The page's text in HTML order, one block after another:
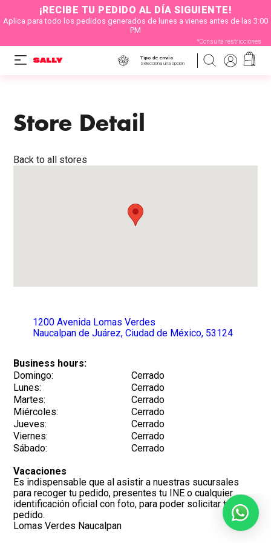
¡RECIBE TU PEDIDO AL DÍA SIGUIENTE!
Aplica para todo los pedidos generados de lunes a vienes antes de las 3:00
PM
*Consulta restricciones
Tipo de envío
Selecciona una opción
Store Detail
Back to all stores
1200Avenida Lomas Verdes
Naucalpan de Juárez, Ciudad de México, 53124
Business hours:
Domingo:
Cerrado
Lunes:
Cerrado
Martes:
Cerrado
Miércoles:
Cerrado
Jueves:
Cerrado
Viernes:
Cerrado
Sábado:
Cerrado
Vacaciones
Es indispensable que al asistir a nuestras sucursales
para recoger tu pedido, presentes tu INE o cualquier
identificación oficial con foto, para poder solicitar tu
pedido.
Lomas Verdes Naucalpan